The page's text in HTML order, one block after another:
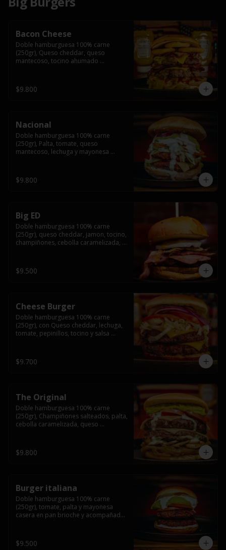
Bacon Cheese
Doble hamburguesa 100% carne
(250gr), Queso cheddar, queso
mantecoso, tocino ahumado
brioche y acompañado de papas
fritas.
$9.800
Nacional
Doble hamburguesa 100% carne
(250gr), Palta, tomate, queso
mantecoso, lechuga y mayonesa
$9.800
Big ED
Doble hamburguesa 100% carne
(250gr), queso cheddar, jamon, tocino,
champiñones, cebolla caramelizada,
$9.500
Cheese Burger
Doble hamburguesa 100% carne
(250gr), con Queso cheddar, lechuga,
tomate, pepinillos, tocino y salsa
$9.700
The Original
Doble hamburguesa 100% carne
(250gr), Champiñones salteados, palta,
cebolla caramelizada, queso
fritas.
$9.800
Burger italiana
Doble hamburguesa 100% carne
(250gr), tomate, palta y mayonesa
casera en pan brioche y acompañado
$9.500